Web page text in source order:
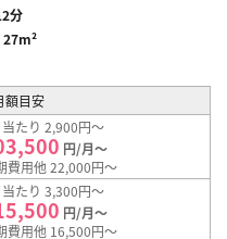
分
27m²
額目安
たり 2,900円～
円/月～
費用他 22,000円～
たり 3,300円～
円/月～
費用他 16,500円～